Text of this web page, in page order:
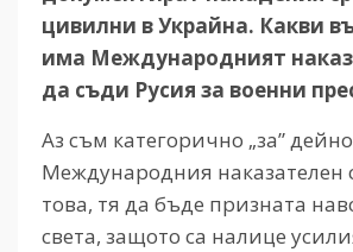
цивилни в Украйна. Какви
има Международният
да съди Русия за военни
Аз съм категорично „за”
Международния наказателен
това, тя да бъде призната
света, защото са налице